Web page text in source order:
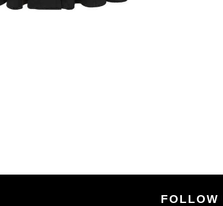
FOLLOW